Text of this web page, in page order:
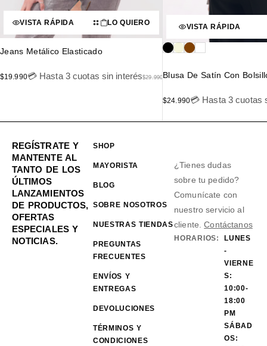
VISTA RÁPIDA LO QUIERO
Jeans Metálico Elasticado
$29.990
$19.990💳 Hasta 3 cuotas sin interés
VISTA RÁPIDA
Blusa De Satín Con
$24.990💳 Hasta 3 cuotas
REGÍSTRATE Y
MANTENTE AL
TANTO DE LOS
ÚLTIMOS
LANZAMIENTOS
DE PRODUCTOS,
OFERTAS
ESPECIALES Y
NOTICIAS.
SHOP
MAYORISTA
BLOG
SOBRE NOSOTROS
NUESTRAS TIENDAS
PREGUNTAS
FRECUENTES
ENVÍOS Y
ENTREGAS
DEVOLUCIONES
TÉRMINOS Y
CONDICIONES
¿Tienes dudas
sobre tu pedido?
Comunícate con
nuestro servicio al
cliente.Contáctanos
HORARIOS:
LUNES
-
VIERNE
S:
10:00-
18:00
PM
SÁBAD
OS: